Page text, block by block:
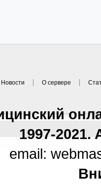
Новости О сервере
1997-2021.
email: